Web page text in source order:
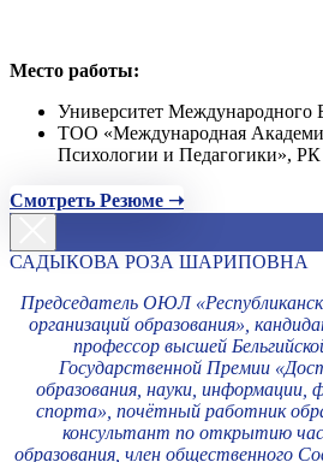
Место работы:
Университет Международного
ТОО «Международная
Психологии и Педагогики»,
Смотреть Резюме ➝
САДЫКОВА РОЗА ШАРИПОВНА
Председатель ОЮЛ
организаций образования»,
профессор высшей
Государственной Премии
образования, науки, информации,
спорта», почётный работник
консультант по открытию
образования, член общественного